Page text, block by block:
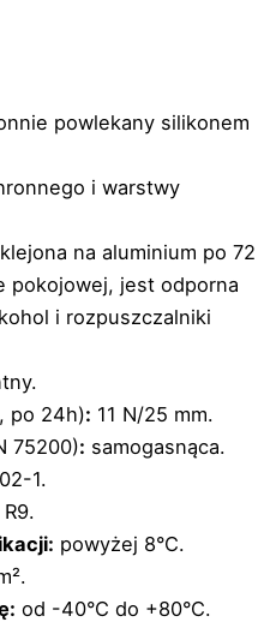
powlekany silikonem
i warstwy
na aluminium po 72
pokojowej, jest odporna
i rozpuszczalniki
po 24h): 11 N/25 mm.
75200): samogasnąca.
1.
R9.
powyżej 8°C.
od -40°C do +80°C.